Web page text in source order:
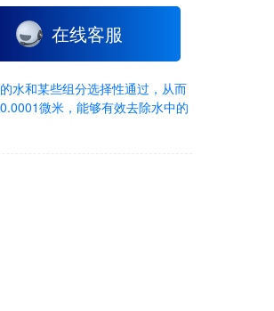
在线客服
水和某些组分选择性通过，从而
微米，能够有效去除水中的